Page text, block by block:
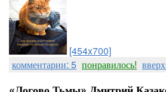
[454x700]
комментарии: 5 понравилось!